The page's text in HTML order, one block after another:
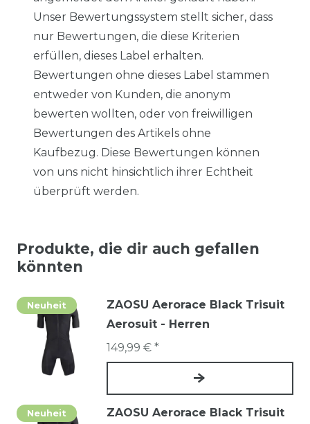
Unser Bewertungssystem stellt sicher, dass
nur Bewertungen, die diese Kriterien
erfüllen, dieses Label erhalten.
Bewertungen ohne dieses Label stammen
entweder von Kunden, die anonym
bewerten wollten, oder von freiwilligen
Bewertungen des Artikels ohne
Kaufbezug. Diese Bewertungen können
von uns nicht hinsichtlich ihrer Echtheit
überprüft werden.
Produkte, die dir auch gefallen
könnten
Neuheit
ZAOSU Aerorace Black Trisuit
Aerosuit - Herren
149,99 € *
Neuheit
ZAOSU Aerorace Black Trisuit